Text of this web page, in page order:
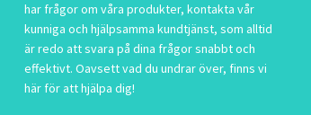
har frågor om våra produkter, kontakta vår
kunniga och hjälpsamma kundtjänst, som alltid
är redo att svara på dina frågor snabbt och
effektivt. Oavsett vad du undrar över, finns vi
här för att hjälpa dig!